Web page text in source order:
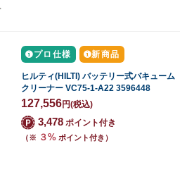
プロ仕様 新商品
ヒルティ(HILTI) バッテリー式バキューム
クリーナー VC75-1-A22 3596448
127,556円(税込)
3,478 ポイント付き
（※ ３% ポイント付き）